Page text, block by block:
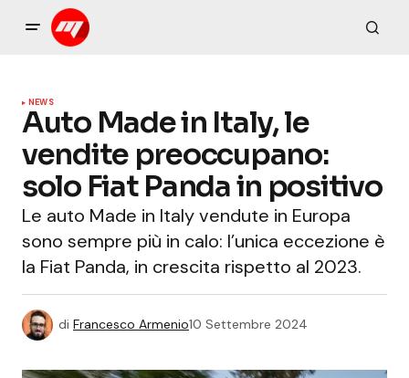
NEWS
Auto Made in Italy, le
vendite preoccupano:
solo Fiat Panda in positivo
Le auto Made in Italy vendute in Europa
sono sempre più in calo: l’unica eccezione è
la Fiat Panda, in crescita rispetto al 2023.
di Francesco Armenio10 Settembre 2024